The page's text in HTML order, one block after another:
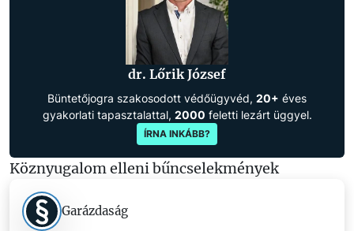
dr. Lőrik József
Büntetőjogra szakosodott védőügyvéd, 20+ éves
gyakorlati tapasztalattal, 2000 feletti lezárt üggyel.
ÍRNA INKÁBB?
Köznyugalom elleni bűncselekmények
Garázdaság